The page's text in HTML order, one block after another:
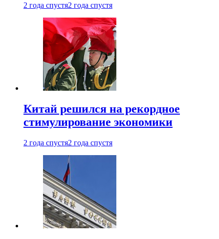
2 года спустя2 года спустя
Китай решился на рекордное
стимулирование экономики
2 года спустя2 года спустя